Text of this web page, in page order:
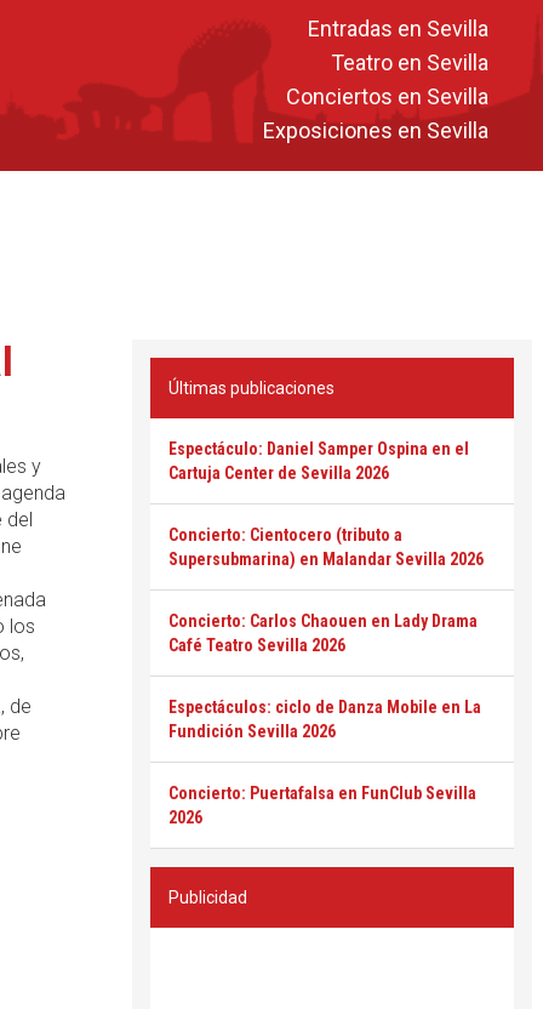
Entradas en Sevilla
Teatro en Sevilla
Conciertos en Sevilla
Exposiciones en Sevilla
y
del
los
, de
Últimas publicaciones
Espectáculo: Daniel Samper Ospina en el
Cartuja Center de Sevilla 2026
Concierto: Cientocero (tributo a
Supersubmarina) en Malandar Sevilla 2026
Concierto: Carlos Chaouen en Lady Drama
Café Teatro Sevilla 2026
Espectáculos: ciclo de Danza Mobile en La
Fundición Sevilla 2026
Concierto: Puertafalsa en FunClub Sevilla
2026
Publicidad